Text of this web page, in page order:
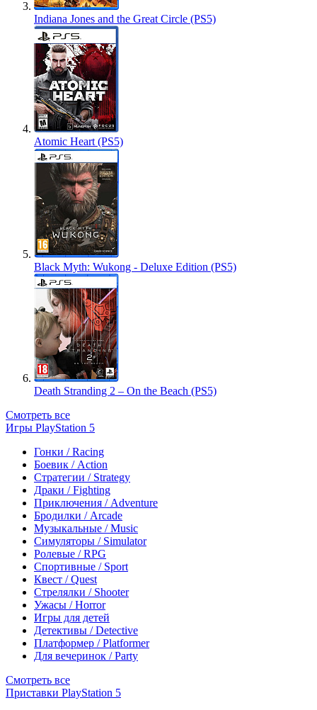
Indiana Jones and the Great Circle (PS5)
Atomic Heart (PS5)
Black Myth: Wukong - Deluxe Edition (PS5)
Death Stranding 2 – On the Beach (PS5)
Смотреть все
Игры PlayStation 5
Гонки / Racing
Боевик / Action
Стратегии / Strategy
Драки / Fighting
Приключения / Adventure
Бродилки / Arcade
Музыкальные / Music
Симуляторы / Simulator
Ролевые / RPG
Спортивные / Sport
Квест / Quest
Стрелялки / Shooter
Ужасы / Horror
Игры для детей
Детективы / Detective
Платформер / Platformer
Для вечеринок / Party
Смотреть все
Приставки PlayStation 5